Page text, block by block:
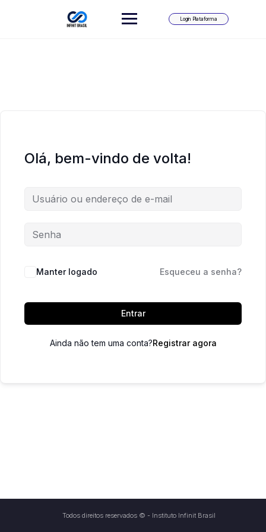
Login Plataforma
Olá, bem-vindo de volta!
Manter logado Esqueceu a senha?
Entrar
Ainda não tem uma conta?Registrar agora
Todos direitos reservados © - Instituto Infinit Brasil